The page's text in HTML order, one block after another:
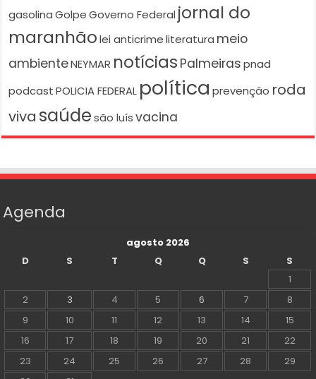
gasolina Golpe Governo Federal jornal do
maranhão lei anticrime literatura meio
ambienteNEYMAR notícias Palmeiras pnad
podcast POLICIA FEDERAL política prevenção roda
viva saúde são luís vacina
Agenda
agosto 2026
D
S T Q Q S
S
1
2
3 4 5 6 7
8
9
10 11 12 13 14
15
16
17 18 19 20 21
22
23
24 25 26 27 28
29